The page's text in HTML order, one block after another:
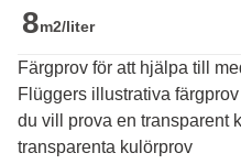
8m2/liter
Färgprov för att hjälpa till
Flüggers illustrativa
du vill prova en transparent
transparenta kulörprov